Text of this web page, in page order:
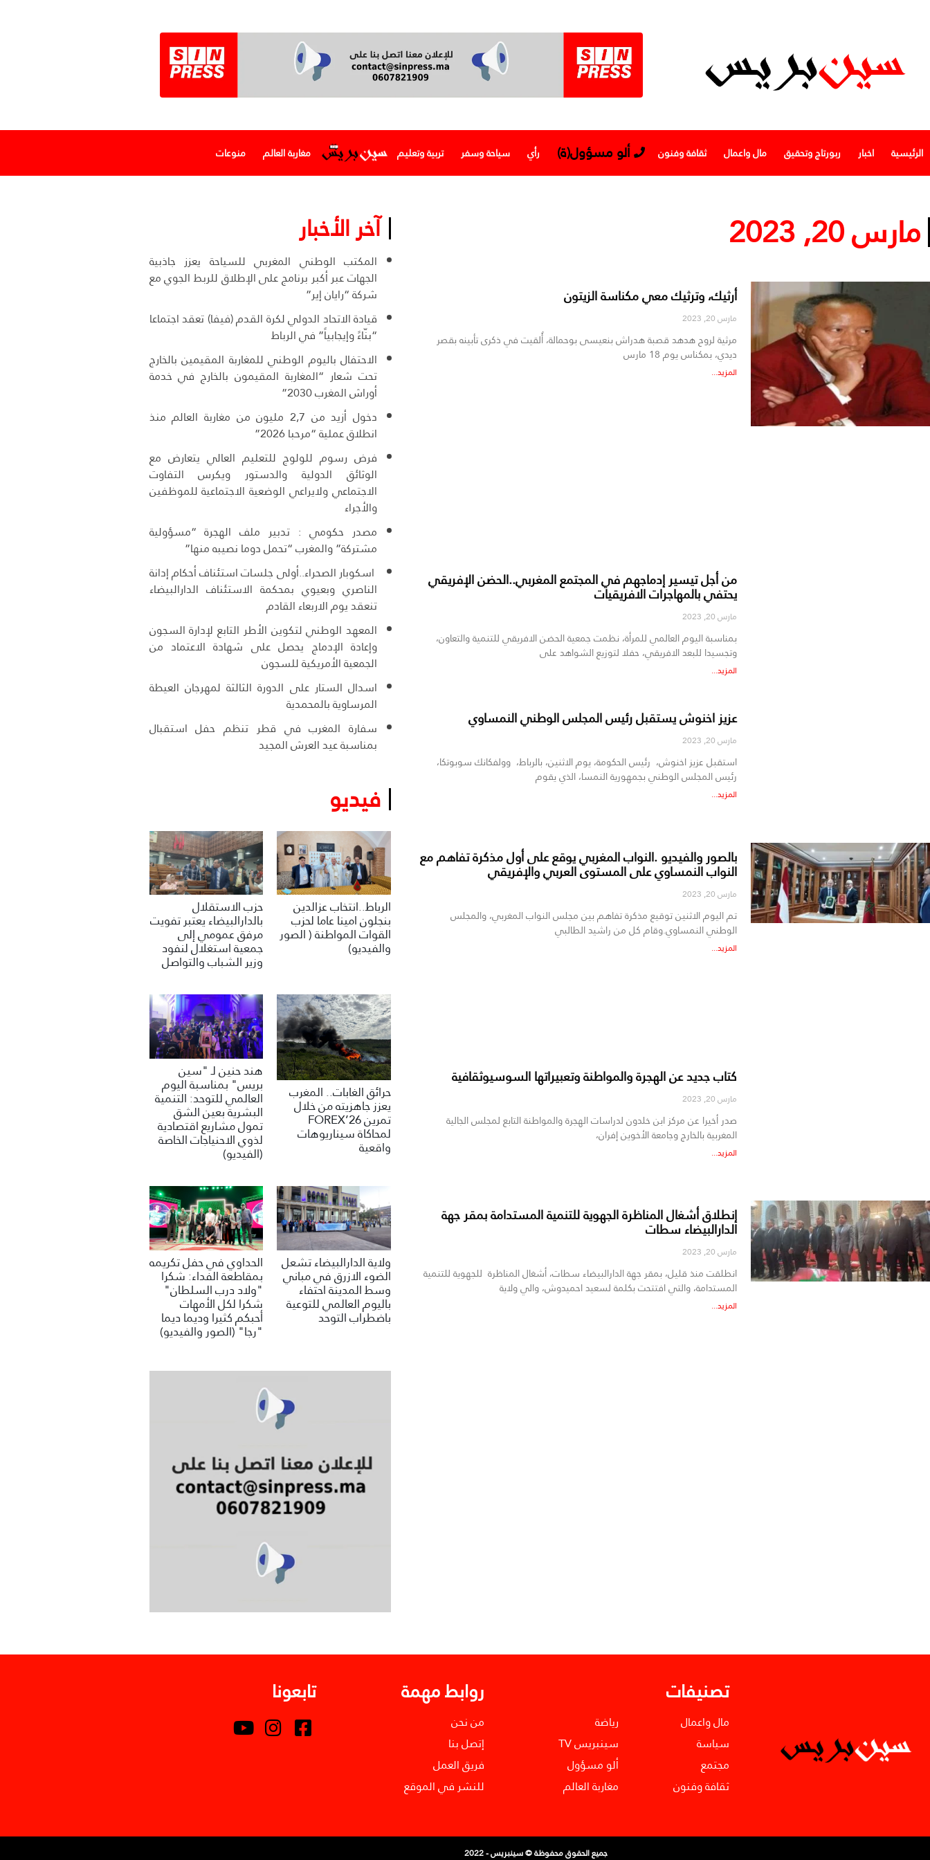
الرئيسية اخبار ربورتاج وتحقيق مال واعمال ثقافة وفنون ألو مسؤول(ة) رأي سياحة وسفر تربية وتعليم مغاربة العالم منوعات
مارس 20, 2023
أرثيك، وترثيك معي مكناسة الزيتون
مارس 20, 2023
مرثية لروح هدهد قصبة هدراش بنعيسى بوحمالة، أُلقيت في ذكرى تأبينه بقصر
ديدي، بمكناس يوم 18 مارس
المزيد...
من أجل تيسير إدماجهم في المجتمع المغربي..الحضن الإفريقي
يحتفي بالمهاجرات الافريقيات
مارس 20, 2023
بمناسبة اليوم العالمي للمرأة، نظمت جمعية الحضن الافريقي للتنمية والتعاون،
وتجسيدا للبعد الافريقي، حفلا لتوزيع الشواهد على
المزيد...
عزيز اخنوش يستقبل رئيس المجلس الوطني النمساوي
مارس 20, 2023
استقبل عزيز اخنوش، رئيس الحكومة، يوم الاثنين، بالرباط، وولفكانك سوبوتكا،
رئيس المجلس الوطني بجمهورية النمسا، الذي يقوم
المزيد...
بالصور والفيديو .النواب المغربي يوقع على أول مذكرة تفاهم مع
النواب النمساوي على المستوى العربي والإفريقي
مارس 20, 2023
تم اليوم الاثنين توقيع مذكرة تفاهم بين مجلس النواب المغربي، والمجلس
الوطني النمساوي.وقام كل من راشيد الطالبي
المزيد...
كتاب جديد عن الهجرة والمواطنة وتعبيراتها السوسيوثقافية
مارس 20, 2023
صدر أخيرا عن مركز ابن خلدون لدراسات الهجرة والمواطنة التابع لمجلس الجالية
المغربية بالخارج وجامعة الأخوين إفران،
المزيد...
إنطلاق أشغال المناظرة الجهوية للتنمية المستدامة بمقر جهة
الدارالبيضاء سطات
مارس 20, 2023
انطلقت منذ قليل، بمقر جهة الدارالبيضاء سطات، أشغال المناظرة للجهوية للتنمية
المستدامة، والتي افتتحت بكلمة لسعيد احميدوش، والي ولاية
المزيد...
آخر الأخبار
المكتب الوطني المغربي للسياحة يعزز جاذبية
الجهات عبر أكبر برنامج على الإطلاق للربط الجوي مع
شركة “رايان إير”
قيادة الاتحاد الدولي لكرة القدم (فيفا) تعقد اجتماعا
“بنّاءً وإيجابياً” في الرباط
الاحتفال باليوم الوطني للمغاربة المقيمين بالخارج
تحت شعار “المغاربة المقيمون بالخارج في خدمة
أوراش المغرب 2030”
دخول أزيد من 2,7 مليون من مغاربة العالم منذ
انطلاق عملية “مرحبا 2026”
فرض رسوم للولوج للتعليم العالي يتعارض مع
الوثائق الدولية والدستور ويكرس التفاوت
الاجتماعي ولايراعي الوضعية الاجتماعية للموظفين
والأجراء
مصدر حكومي : تدبير ملف الهجرة “مسؤولية
مشتركة” والمغرب “تحمل دوما نصيبه منها”
اسكوبار الصحراء..أولى جلسات استئناف أحكام إدانة
الناصري وبعيوي بمحكمة الاستئناف الدارالبيضاء
تنعقد يوم الاربعاء القادم
المعهد الوطني لتكوين الأطر التابع لإدارة السجون
وإعادة الإدماج يحصل على شهادة الاعتماد من
الجمعية الأمريكية للسجون
اسدال الستار على الدورة الثالثة لمهرجان العيطة
المرساوية بالمحمدية
سفارة المغرب في قطر تنظم حفل استقبال
بمناسبة عيد العرش المجيد
فيديو
الرباط..انتخاب عزالدين
بنجلون امينا عاما لحزب
القوات المواطنة ( الصور
والفيديو)
حزب الاستقلال
بالدارالبيضاء يعتبر تفويت
مرفق عمومي إلى
جمعية استغلال لنفود
وزير الشباب والتواصل
حرائق الغابات.. المغرب
يعزز جاهزيته من خلال
تمرين FOREX’26
لمحاكاة سيناريوهات
واقعية
هند حنين لـ "سين
بريس" بمناسبة اليوم
العالمي للتوحد: التنمية
البشرية بعين الشق
تمول مشاريع اقتصادية
لذوي الاحنياجات الخاصة
(الفيديو)
ولاية الدارالبيضاء تشعل
الضوء الازرق في مباني
وسط المدينة احتفاء
باليوم العالمي للتوعية
باضطراب التوحد
الحداوي في حفل تكريمه
بمقاطعة الفداء: شكرا
"ولاد درب السلطان"
شكرا لكل الأمهات
أحبكم كثيرا وديما ديما
"رجا" (الصور والفيديو)
تصنيفات
مال واعمال
سياسة
مجتمع
ثقافة وفنون
رياضة
سينبريس TV
ألو مسؤول
مغاربة العالم
روابط مهمة
من نحن
إتصل بنا
فريق العمل
للنشر في الموقع
تابعونا
جميع الحقوق محفوظة © سينبريس - 2022